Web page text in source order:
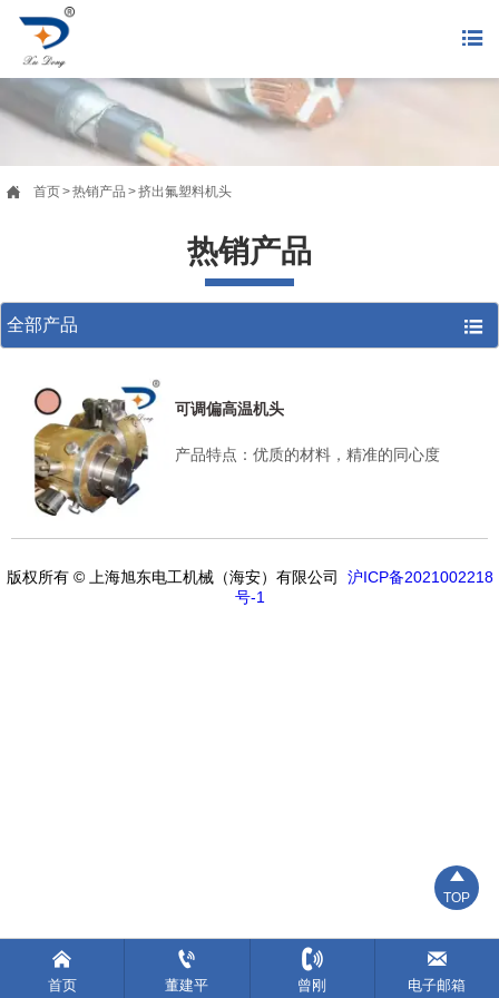

 首页>热销产品 >挤出氟塑料机头
热销产品
全部产品 
可调偏高温机头
产品特点：优质的材料，精准的同心度
版权所有 © 上海旭东电工机械（海安）有限公司 沪ICP备2021002218
号-1

首页

董建平

曾刚

电子邮箱

TOP